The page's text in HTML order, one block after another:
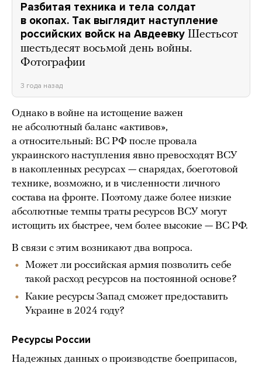
Разбитая техника и тела солдат
в окопах. Так выглядит наступление
российских войск на Авдеевку Шестьсот
шестьдесят восьмой день войны.
Фотографии
3 года назад
Однако в войне на истощение важен
не абсолютный баланс «активов»,
а относительный: ВС РФ после провала
украинского наступления явно превосходят ВСУ
в накопленных ресурсах — снарядах, боеготовой
технике, возможно, и в численности личного
состава на фронте. Поэтому даже более низкие
абсолютные темпы траты ресурсов ВСУ могут
истощить их быстрее, чем более высокие — ВС РФ.
В связи с этим возникают два вопроса.
Может ли российская армия позволить себе
такой расход ресурсов на постоянной основе?
Какие ресурсы Запад сможет предоставить
Украине в 2024 году?
Ресурсы России
Надежных данных о производстве боеприпасов,